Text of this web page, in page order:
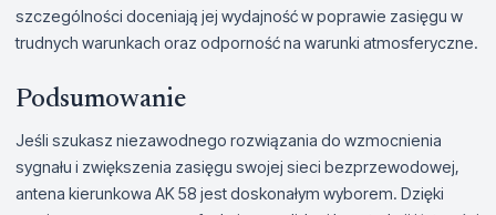
szczególności doceniają jej wydajność w poprawie zasięgu w
trudnych warunkach oraz odporność na warunki atmosferyczne.
Podsumowanie
Jeśli szukasz niezawodnego rozwiązania do wzmocnienia
sygnału i zwiększenia zasięgu swojej sieci bezprzewodowej,
antena kierunkowa AK 58 jest doskonałym wyborem. Dzięki